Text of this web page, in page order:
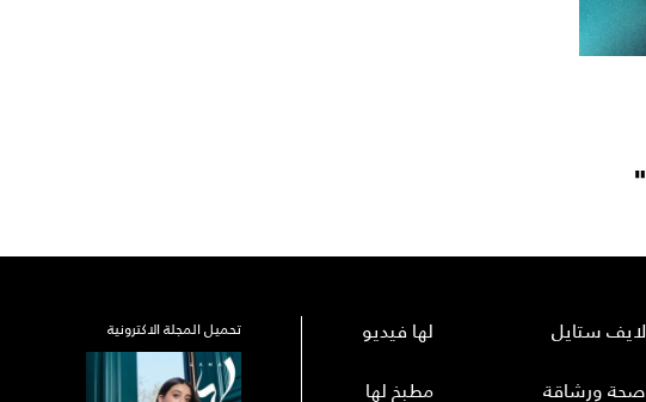
لايف ستايل
صحة ورشاقة
لها فيديو
مطبخ لها
تحميل المجلة الاكترونية